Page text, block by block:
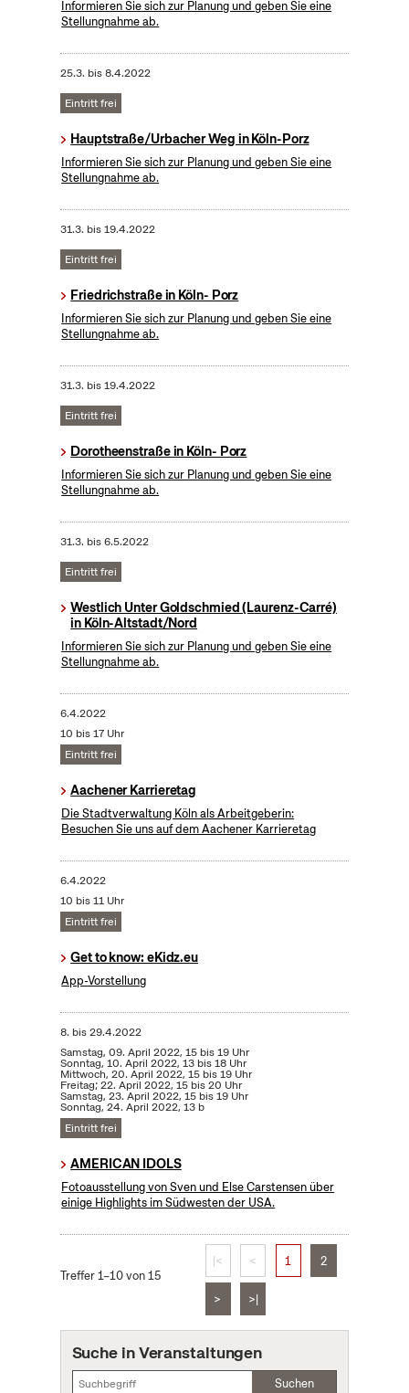
Informieren Sie sich zur Planung und geben Sie eine
Stellungnahme ab.
25.3. bis8.4.2022
Eintritt frei
Hauptstraße/Urbacher Weg in Köln-Porz
Informieren Sie sich zur Planung und geben Sie eine
Stellungnahme ab.
31.3. bis19.4.2022
Eintritt frei
Friedrichstraße in Köln- Porz
Informieren Sie sich zur Planung und geben Sie eine
Stellungnahme ab.
31.3. bis19.4.2022
Eintritt frei
Dorotheenstraße in Köln- Porz
Informieren Sie sich zur Planung und geben Sie eine
Stellungnahme ab.
31.3. bis6.5.2022
Eintritt frei
Westlich Unter Goldschmied (Laurenz-Carré)
in Köln-Altstadt/Nord
Informieren Sie sich zur Planung und geben Sie eine
Stellungnahme ab.
6.4.2022
10 bis 17 Uhr
Eintritt frei
Aachener Karrieretag
Die Stadtverwaltung Köln als Arbeitgeberin:
Besuchen Sie uns auf dem Aachener Karrieretag
6.4.2022
10 bis 11 Uhr
Eintritt frei
Get to know: eKidz.eu
App-Vorstellung
8. bis29.4.2022
Samstag, 09. April 2022, 15 bis 19 Uhr
Sonntag, 10. April 2022, 13 bis 18 Uhr
Mittwoch, 20. April 2022, 15 bis 19 Uhr
Freitag; 22. April 2022, 15 bis 20 Uhr
Samstag, 23. April 2022, 15 bis 19 Uhr
Sonntag, 24. April 2022, 13 b
Eintritt frei
AMERICAN IDOLS
Fotoausstellung von Sven und Else Carstensen über
einige Highlights im Südwesten der USA.
Treffer 1–10 von 15
|< < 1 2
> >|
Suche in Veranstaltungen
Suchen